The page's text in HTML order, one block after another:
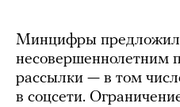
Минцифры
несовершеннолетним
рассылки — в том
в соцсети.